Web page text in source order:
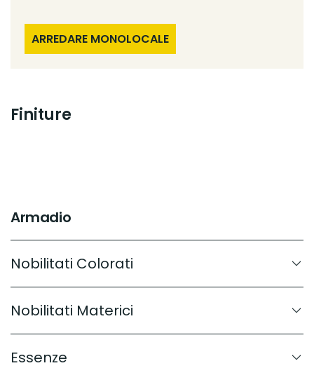
ARREDARE MONOLOCALE
Finiture
Armadio
Nobilitati Colorati
Nobilitati Materici
Essenze